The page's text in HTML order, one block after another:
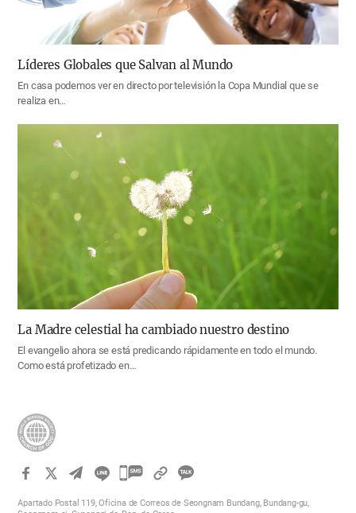
Líderes Globales que Salvan al Mundo
En casa podemos ver en directo por televisión la Copa Mundial que se
realiza en…
La Madre celestial ha cambiado nuestro destino
El evangelio ahora se está predicando rápidamente en todo el mundo.
Como está profetizado en…
카
Apartado Postal 119, Oficina de Correos de Seongnam Bundang, Bundang-gu,